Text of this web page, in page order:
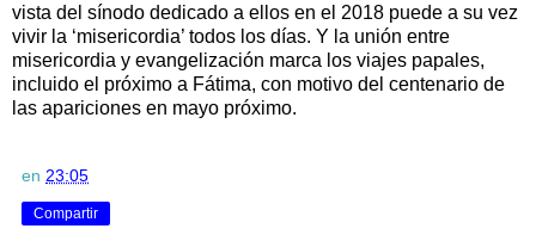
vista del sínodo dedicado a ellos en el 2018 puede a su vez
vivir la ‘misericordia’ todos los días. Y la unión entre
misericordia y evangelización marca los viajes papales,
incluido el próximo a Fátima, con motivo del centenario de
las apariciones en mayo próximo.
en 23:05
Compartir